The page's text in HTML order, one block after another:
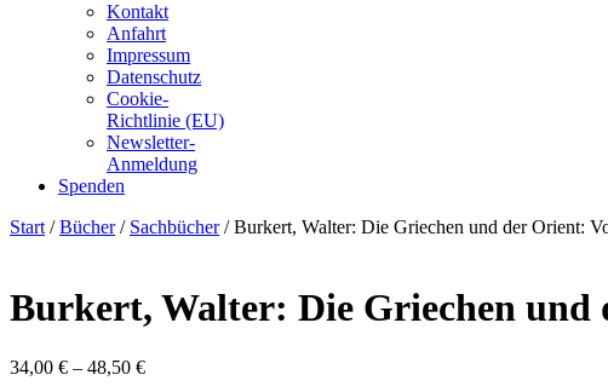
Kontakt
Anfahrt
Impressum
Datenschutz
Cookie-
Richtlinie (EU)
Newsletter-
Anmeldung
Spenden
Skip
Start /Bücher/ Sachbücher/ Burkert, Walter: Die Griechen und der Orient:
Burkert, Walter: Die Griechen und
34,00 € – 48,50 €Preisspanne: